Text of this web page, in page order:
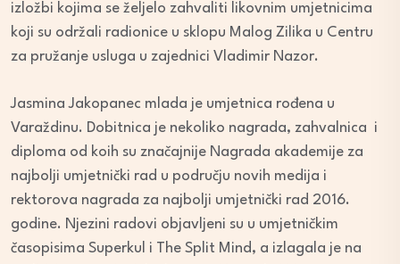
izložbi kojima se željelo zahvaliti likovnim umjetnicima
koji su održali radionice u sklopu Malog Zilika u Centru
za pružanje usluga u zajednici Vladimir Nazor.
Jasmina Jakopanec mlada je umjetnica rođena u
Varaždinu. Dobitnica je nekoliko nagrada, zahvalnica i
diploma od koih su značajnije Nagrada akademije za
najbolji umjetnički rad u području novih medija i
rektorova nagrada za najbolji umjetnički rad 2016.
godine. Njezini radovi objavljeni su u umjetničkim
časopisima Superkul i The Split Mind, a izlagala je na